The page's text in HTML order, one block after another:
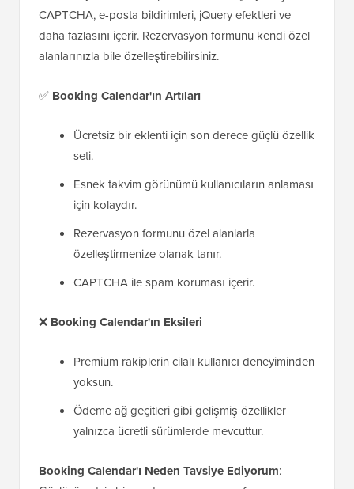
CAPTCHA, e-posta bildirimleri, jQuery efektleri ve
daha fazlasını içerir. Rezervasyon formunu kendi özel
alanlarınızla bile özelleştirebilirsiniz.
✅ Booking Calendar'ın Artıları
Ücretsiz bir eklenti için son derece güçlü özellik
seti.
Esnek takvim görünümü kullanıcıların anlaması
için kolaydır.
Rezervasyon formunu özel alanlarla
özelleştirmenize olanak tanır.
CAPTCHA ile spam koruması içerir.
❌ Booking Calendar'ın Eksileri
Premium rakiplerin cilalı kullanıcı deneyiminden
yoksun.
Ödeme ağ geçitleri gibi gelişmiş özellikler
yalnızca ücretli sürümlerde mevcuttur.
Booking Calendar'ı Neden Tavsiye Ediyorum: